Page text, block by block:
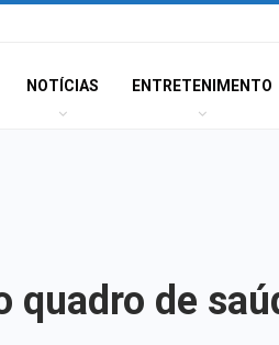
NOTÍCIAS ENTRETENIMENTO
quadro de